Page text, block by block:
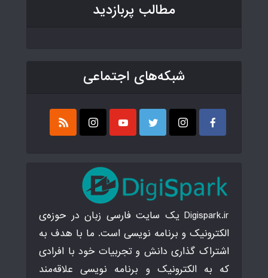
مطالب پربازدید
شبکه‌های اجتماعی
Digispark.ir یک سایت فارسی زبان در حوزه‌ی
الکترونیک و برنامه نویسی است. ما با هدف به
اشتراک گذاری دانش و تجربیات خود با افرادی
که به الکترونیک و برنامه نویسی علاقه‌مند